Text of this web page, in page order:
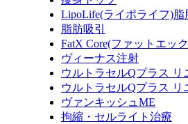
LipoLife(ライポライフ)脂
脂肪吸引
FatX Core(ファットエッ
ヴィーナス注射
ウルトラセルQプラス リ
ウルトラセルQプラス
ヴァンキッシュME
拘縮・セルライト治療